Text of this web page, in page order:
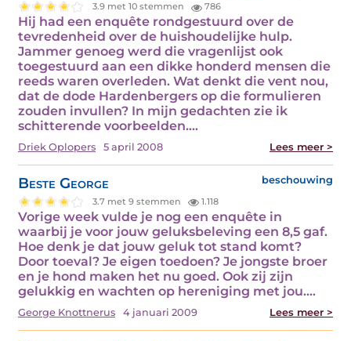
3.9 met 10 stemmen 786
Hij had een enquête rondgestuurd over de
tevredenheid over de huishoudelijke hulp.
Jammer genoeg werd die vragenlijst ook
toegestuurd aan een dikke honderd mensen die
reeds waren overleden. Wat denkt die vent nou,
dat de dode Hardenbergers op die formulieren
zouden invullen? In mijn gedachten zie ik
schitterende voorbeelden.…
Driek Oplopers 5 april 2008 Lees meer >
Beste George beschouwing
3.7 met 9 stemmen 1.118
Vorige week vulde je nog een enquête in
waarbij je voor jouw geluksbeleving een 8,5 gaf.
Hoe denk je dat jouw geluk tot stand komt?
Door toeval? Je eigen toedoen? Je jongste broer
en je hond maken het nu goed. Ook zij zijn
gelukkig en wachten op hereniging met jou.…
George Knottnerus 4 januari 2009 Lees meer >